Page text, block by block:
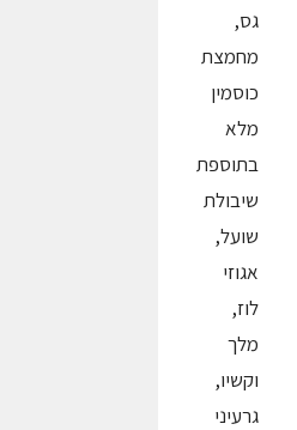
גס,
מחמצת
כוסמין
מלא
בתוספת
שיבולת
שועל,
אגוזי
לוז,
מלך
וקשיו,
גרעיני